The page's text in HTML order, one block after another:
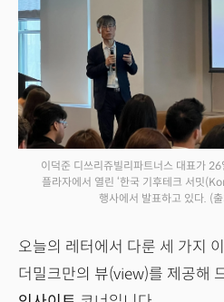
이덕준 디쓰리쥬빌리파트너스 대표가
플라자에서 열린 ‘한국 기후테크 서밋
행사에서 발표하고 있다. (
오늘의 레터에서 다룬 세 가지
더밀크만의 뷰(view)를 제공해